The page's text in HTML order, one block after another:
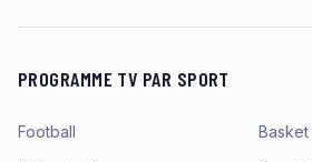
PROGRAMME TV PAR SPORT
Football Basket